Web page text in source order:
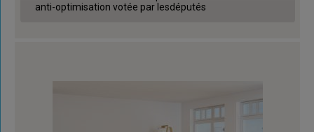
anti-optimisation votée par lesdéputés